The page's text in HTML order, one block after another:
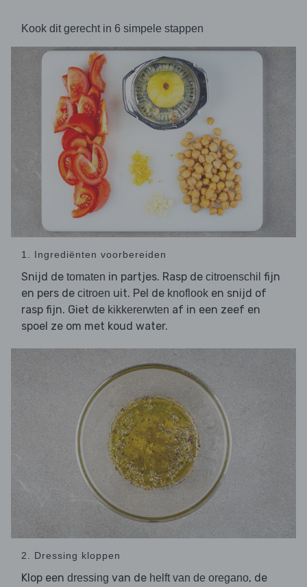
Kook dit gerecht in 6 simpele stappen
1. Ingrediënten voorbereiden
Snijd de tomaten in partjes. Rasp de citroenschil fijn
en pers de citroen uit. Pel de knoflook en snijd of
rasp fijn. Giet de kikkererwten af in een zeef en
spoel ze om met koud water.
2. Dressing kloppen
Klop een dressing van de helft van de oregano, de